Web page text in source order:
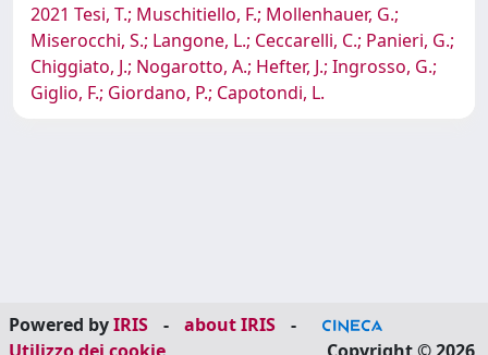
2021 Tesi, T.; Muschitiello, F.; Mollenhauer, G.;
Miserocchi, S.; Langone, L.; Ceccarelli, C.; Panieri, G.;
Chiggiato, J.; Nogarotto, A.; Hefter, J.; Ingrosso, G.;
Giglio, F.; Giordano, P.; Capotondi, L.
Powered byIRIS - about IRIS
-